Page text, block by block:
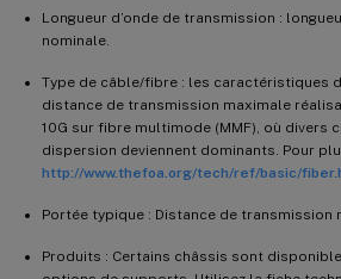
Longueur d’onde de transmission :
nominale.
Type de câble/fibre : les caractéristiques
distance de transmission maximale
10G sur fibre multimode (MMF), où divers
dispersion deviennent dominants. Pour
http://www.thefoa.org/tech/ref/basic/
Portée typique : Distance de transmission
Produits : Certains châssis sont